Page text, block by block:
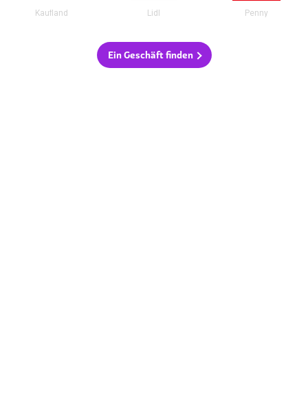
Kaufland Lidl Penny
Ein Geschäft finden